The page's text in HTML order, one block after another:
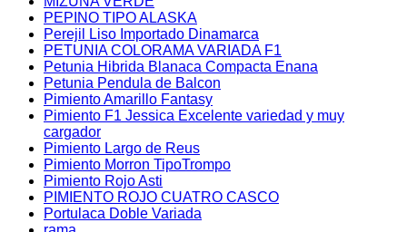
PEPINO TIPO ALASKA
Perejil Liso Importado Dinamarca
PETUNIA COLORAMA VARIADA F1
Petunia Hibrida Blanaca Compacta Enana
Petunia Pendula de Balcon
Pimiento Amarillo Fantasy
Pimiento F1 Jessica Excelente variedad y muy
cargador
Pimiento Largo de Reus
Pimiento Morron TipoTrompo
Pimiento Rojo Asti
PIMIENTO ROJO CUATRO CASCO
Portulaca Doble Variada